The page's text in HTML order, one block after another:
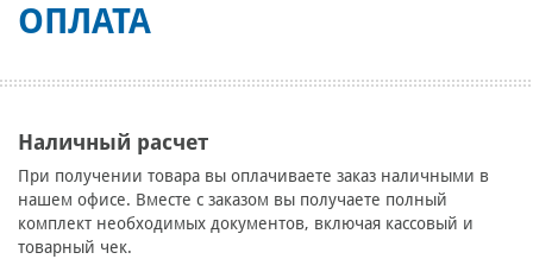
ОПЛАТА
Наличный расчет
При получении товара вы оплачиваете заказ наличными в
нашем офисе. Вместе с заказом вы получаете полный
комплект необходимых документов, включая кассовый и
товарный чек.